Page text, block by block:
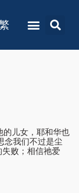
的儿女，耶和华也
念我们不过是尘
败；相信祂爱